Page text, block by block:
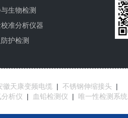
生物检测
准分析仪器
护检测
徽天康变频电缆 | 不锈钢伸缩接头
|
析仪
| 血铅检测仪 | 唯一性检测系统